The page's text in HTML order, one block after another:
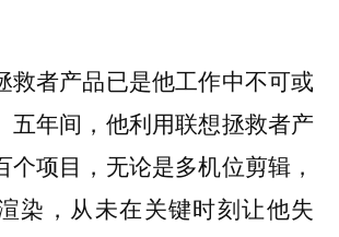
救者产品已是他工作中不可或
五年间，他利用联想拯救者产
个项目，无论是多机位剪辑，
染，从未在关键时刻让他失